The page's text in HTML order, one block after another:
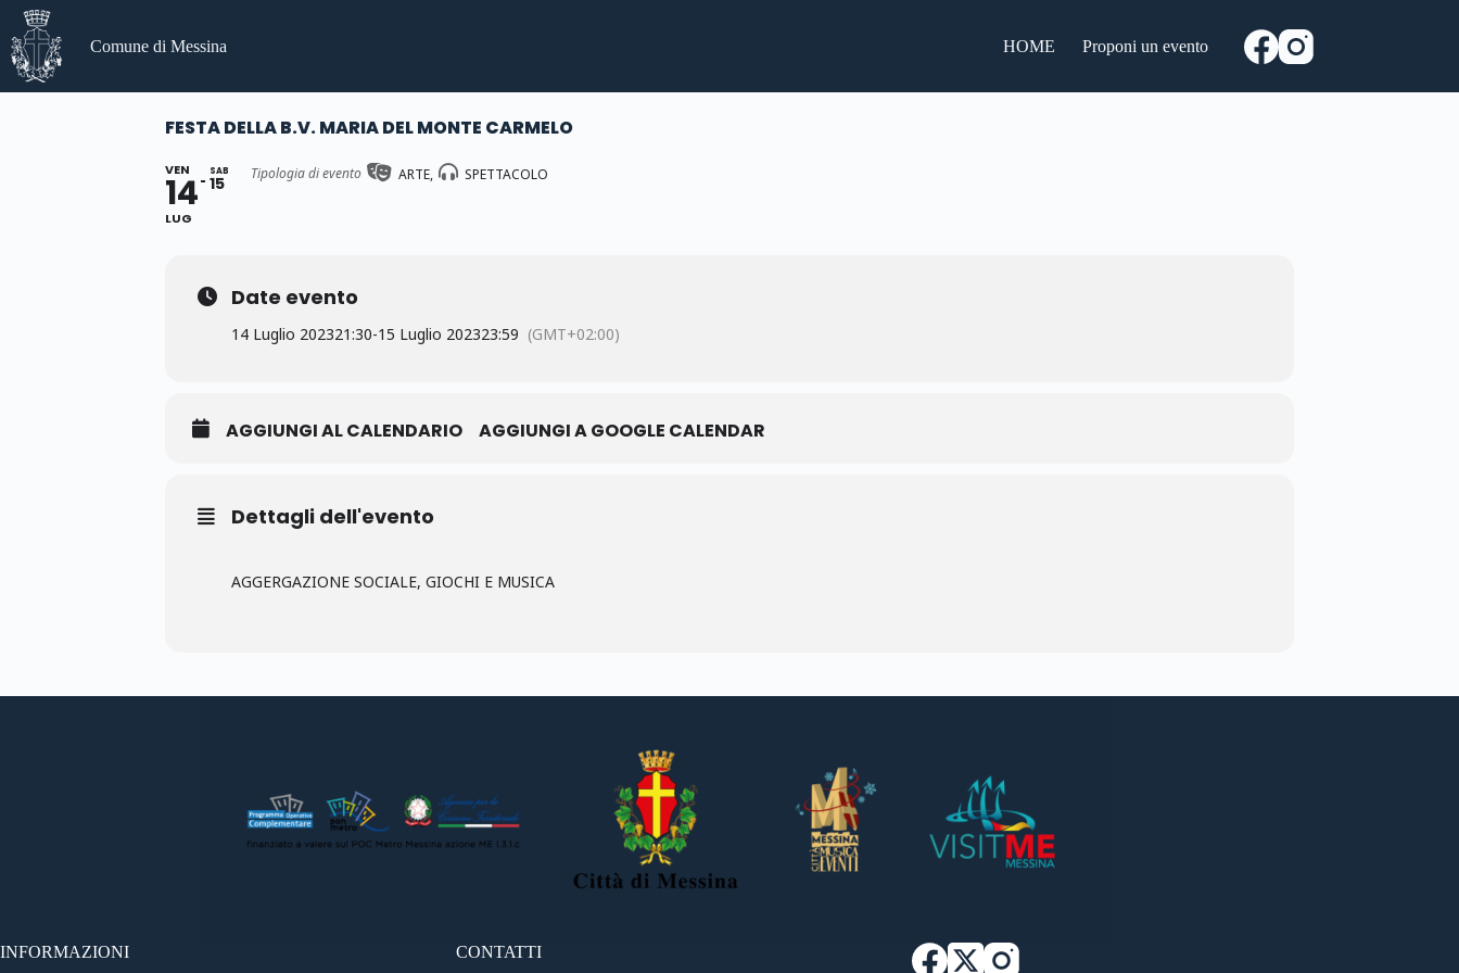
Salta
contenuto
Comune di Messina HOME Proponi un evento
FESTA DELLA B.V. MARIA DEL MONTE CARMELO
VEN
14
LUG
SAB
15 Tipologia di evento ARTE, SPETTACOLO
Date evento
14 Luglio 202321:30-15 Luglio 202323:59 (GMT+02:00)
AGGIUNGI AL CALENDARIO AGGIUNGI A GOOGLE CALENDAR
Dettagli dell'evento
AGGERGAZIONE SOCIALE, GIOCHI E MUSICA
INFORMAZIONI CONTATTI